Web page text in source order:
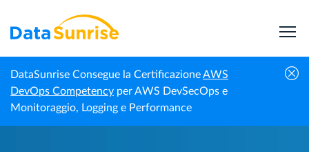
DataSunrise Consegue la CertificazioneAWS
DevOps Competency per AWS DevSecOps e
Monitoraggio, Logging e Performance
Homepage
Centro di
Conoscenza
Controllo Accessi MySQL: Comprendere gli
Account, i Privilegi e la Sicurezza